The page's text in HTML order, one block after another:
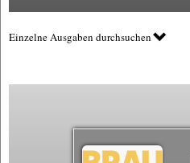
Einzelne Ausgaben durchsuchen